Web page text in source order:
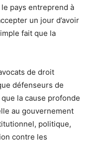
pays entreprend à
un jour d’avoir
fait que la
de droit
défenseurs de
la cause profonde
au gouvernement
politique,
contre les